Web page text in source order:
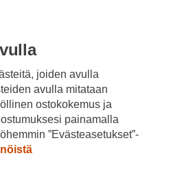
hinta: 59,90 €
joiden avulla
avulla mitataan
ostokokemus ja
painamalla
”Evästeasetukset”-